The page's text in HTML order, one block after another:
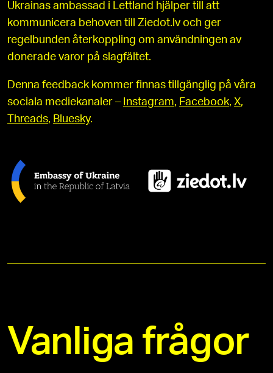
Ukrainas ambassad i Lettland hjälper till att
kommunicera behoven till Ziedot.lv och ger
regelbunden återkoppling om användningen av
donerade varor på slagfältet.
Denna feedback kommer finnas tillgänglig på våra
sociala mediekanaler – Instagram, Facebook, X,
Threads, Bluesky.
Vanliga frågor